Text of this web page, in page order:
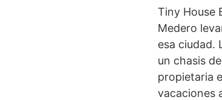
Tiny House
Medero
esa ciudad.
un chasis
propietaria
vacaciones